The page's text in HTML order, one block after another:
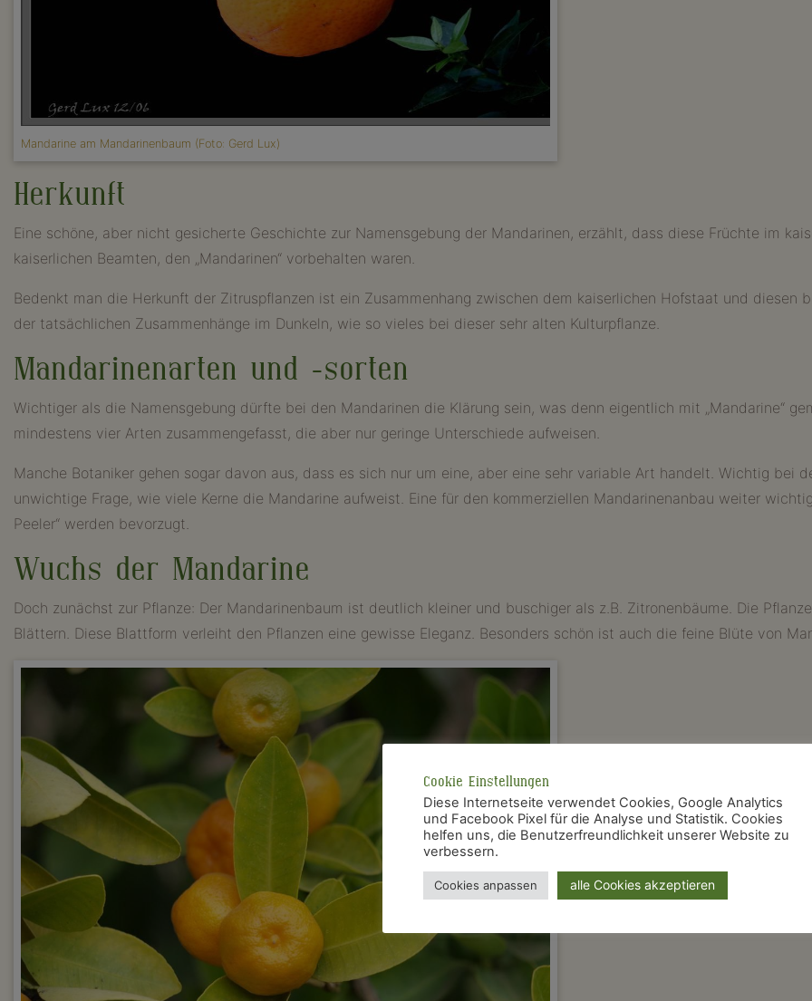
Mandarine am Mandarinenbaum (Foto: Gerd Lux)
Herkunft
Eine schöne, aber nicht gesicherte Geschichte zur Namensgebung der Mandarinen, erzählt, dass diese Früchte im
kaiserlichen Beamten, den „Mandarinen“ vorbehalten waren.
Bedenkt man die Herkunft der Zitruspflanzen ist ein Zusammenhang zwischen dem kaiserlichen Hofstaat und diesen
der tatsächlichen Zusammenhänge im Dunkeln, wie so vieles bei dieser sehr alten Kulturpflanze.
Mandarinenarten und -sorten
Wichtiger als die Namensgebung dürfte bei den Mandarinen die Klärung sein, was denn eigentlich mit „Mandarine“
mindestens vier Arten zusammengefasst, die aber nur geringe Unterschiede aufweisen.
Manche Botaniker gehen sogar davon aus, dass es sich nur um eine, aber eine sehr variable Art handelt. Wichtig bei
unwichtige Frage, wie viele Kerne die Mandarine aufweist. Eine für den kommerziellen Mandarinenanbau weiter
Peeler“ werden bevorzugt.
Wuchs der Mandarine
Doch zunächst zur Pflanze: Der Mandarinenbaum ist deutlich kleiner und buschiger als z.B. Zitronenbäume. Die
Blättern. Diese Blattform verleiht den Pflanzen eine gewisse Eleganz. Besonders schön ist auch die feine Blüte von
Cookie Einstellungen
Diese Internetseite verwendet Cookies, Google Analytics
und Facebook Pixel für die Analyse und Statistik. Cookies
helfen uns, die Benutzerfreundlichkeit unserer Website zu
verbessern.
Cookies anpassen alle Cookies akzeptieren